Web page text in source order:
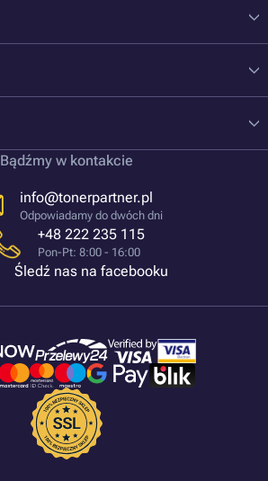
Bądźmy w kontakcie
info@tonerpartner.pl
Odpowiadamy do dwóch dni
+48 222 235 115
Pon-Pt: 8:00 - 16:00
Śledź nas na facebooku